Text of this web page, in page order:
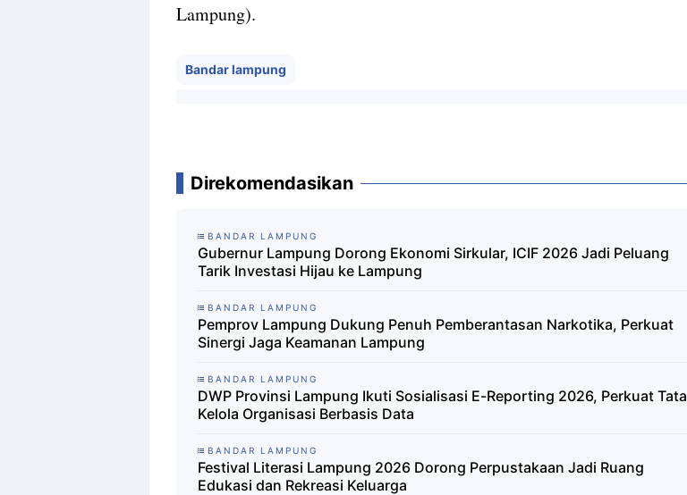
Lampung).
Bandar lampung
Direkomendasikan
BANDAR LAMPUNG
Gubernur Lampung Dorong Ekonomi Sirkular, ICIF 2026 Jadi Peluang
Tarik Investasi Hijau ke Lampung
BANDAR LAMPUNG
Pemprov Lampung Dukung Penuh Pemberantasan Narkotika, Perkuat
Sinergi Jaga Keamanan Lampung
BANDAR LAMPUNG
DWP Provinsi Lampung Ikuti Sosialisasi E-Reporting 2026, Perkuat Tata
Kelola Organisasi Berbasis Data
BANDAR LAMPUNG
Festival Literasi Lampung 2026 Dorong Perpustakaan Jadi Ruang
Edukasi dan Rekreasi Keluarga